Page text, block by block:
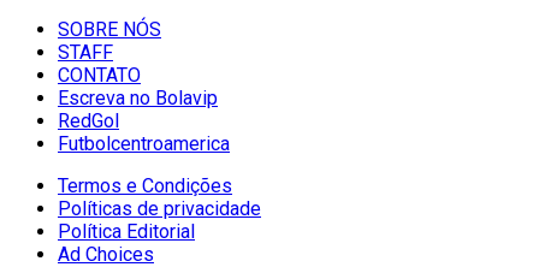
SOBRE NÓS
STAFF
CONTATO
Escreva no Bolavip
RedGol
Futbolcentroamerica
Termos e Condições
Políticas de privacidade
Política Editorial
Ad Choices